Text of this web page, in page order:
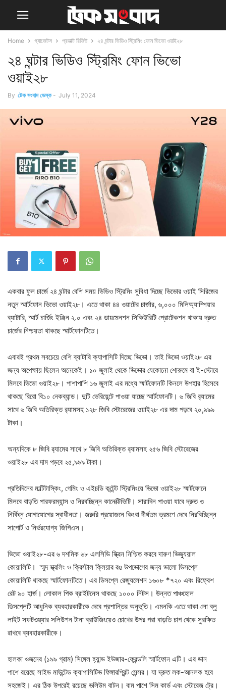
Home গ্যাজেটস প্রডাক্ট রিভিউ ২৪ ঘন্টার ভিডিও স্ট্রিমিং ফোন ভিভো ওয়াই২৮
২৪ ঘন্টার ভিডিও স্ট্রিমিং ফোন ভিভো
ওয়াই২৮
By টেক সংবাদ ডেস্ক - July 11, 2024
একবার ফুল চার্জে ২৪ ঘন্টার বেশি সময় ভিডিও স্ট্রিমিং সুবিধা দিচ্ছে ভিভোর ওয়াই সিরিজের
নতুন স্মার্টফোন ভিভো ওয়াই২৮। এতে থাকা ৪৪ ওয়াটের চার্জার, ৬,০০০ মিলিঅ্যাম্পিয়ার
ব্যাটারি, স্মার্ট চার্জিং ইঞ্জিন ২.০ এবং ২৪ ডায়মেনশন সিকিউরিটি প্রোটেকশন থাকায় দ্রুত
চার্জের নিশ্চয়তা থাকছে স্মার্টফোনটিতে।
এবারই প্রথম সবচেয়ে বেশি ব্যাটারি ক্যাপাসিটি দিচ্ছে ভিভো। তাই ভিভো ওয়াই২৮ এর
জন্য অপেক্ষায় ছিলেন অনেকেই। ১০ জুলাই থেকে ভিভোর যেকোনো শোরুমে বা ই-স্টোরে
মিলবে ভিভো ওয়াই২৮। পাশাপাশি ১৬ জুলাই এর মধ্যে স্মার্টফোনটি কিনলে উপহার হিসেবে
থাকছে রিরো বি১০ নেকব্যান্ড। দুটি ভেরিয়েন্টে পাওয়া যাচ্ছে স্মার্টফোনটি। ৬ জিবি র‌্যামের
সাথে ৬ জিবি অতিরিক্ত র‌্যামসহ ১২৮ জিবি স্টোরেজের ওয়াই২৮ এর দাম পড়বে ২০,৯৯৯
টাকা।
অন্যদিকে ৮ জিবি র‌্যামের সাথে ৮ জিবি অতিরিক্ত র‌্যামসহ ২৫৬ জিবি স্টোরেজের
ওয়াই২৮ এর দাম পড়বে ২৫,৯৯৯ টাকা।
প্রতিদিনের মাল্টিটাস্কিং, গেমিং ও এইচডি কন্টেন্ট স্ট্রিমিংয়ে ভিভো ওয়াই২৮ স্মার্টফোনে
মিলবে বাড়তি পারফরম্যান্স ও নিরবচ্ছিন্ন কানেক্টিভিটি। সারাদিন পাওয়া যাবে দ্রুত ও
নির্বিঘ্ন যোগাযোগের স্বাধীনতা। জরুরি প্রয়োজনে কিংবা দীর্ঘতম ভ্রমণে দেবে নিরবিচ্ছিন্ন
সাপোর্ট ও নির্ভরযোগ্য জিপিএস।
ভিভো ওয়াই২৮-এর ৬ দশমিক ৬৮ এলসিডি স্ক্রিন নিশ্চিত করবে দারুণ ভিজ্যুয়াল
কোয়ালিটি। স্মুদ স্ক্রলিং ও ক্রিস্টাল ক্লিয়ার রঙ উপভোগের জন্য ভালো ডিসপ্লে
কোয়ালিটি থাকছে স্মার্টফোনটিতে। এর ডিসপ্লে রেজ্যুলেশন ১৬০৮ *৭২০ এবং রিফ্রেশ
রেট ৯০ হার্জ। লোকাল পিক ব্রাইটনেস থাকছে ১০০০ নিটস। উন্নত পাঞ্চহোল
ডিসপ্লেটি আধুনিক ব্যবহারকারীকে দেবে প্রশান্তির অনুভূতি। এমনকি এতে থাকা লো ব্লু
লাইট সফটওয়্যার সলিউশন টানা ব্রাউজিংয়েও চোখের উপর পরা বাড়তি চাপ থেকে সুরক্ষিত
রাখবে ব্যবহারকারীকে।
হালকা ওজনের (১৯৯ গ্রাম) সিঙ্গেল হ্যান্ড ইউজার-ফ্রেন্ডলি স্মার্টফোন এটি। এর ডান
পাশে রয়েছে সাইড মাউন্টেড ক্যাপাসিটিভ ফিঙ্গারপ্রিন্ট সেন্সর। যা দ্রুত লক-আনলক হবে
সহজেই। এর ঠিক উপরেই রয়েছে ভলিউম বাটন। বাম পাশে সিম কার্ড এবং স্টোরেজ ট্রে।